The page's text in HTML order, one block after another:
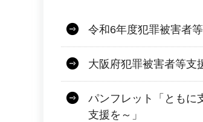
令和6年度犯罪被害者
大阪府犯罪被害者等支
パンフレット「ともに
支援を～」